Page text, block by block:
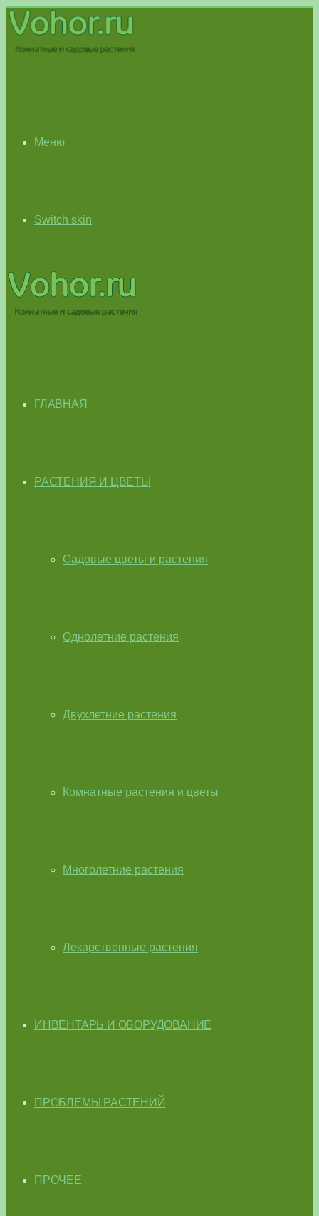
Меню
Switch skin
ГЛАВНАЯ
РАСТЕНИЯ И ЦВЕТЫ
Садовые цветы и растения
Однолетние растения
Двухлетние растения
Комнатные растения и цветы
Многолетние растения
Лекарственные растения
ИНВЕНТАРЬ И ОБОРУДОВАНИЕ
ПРОБЛЕМЫ РАСТЕНИЙ
ПРОЧЕЕ